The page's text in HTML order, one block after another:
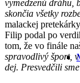
vymedzenú dráhu,
skončia všetky
malackej
Filip podal po
tom, že vo finále
spravodlivý šport,
dej. Presvedčili